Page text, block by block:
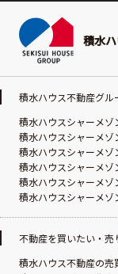
積水
積水ハウス不動産グル
積水ハウスシャーメゾ
積水ハウスシャーメゾ
積水ハウスシャーメゾ
積水ハウスシャーメゾ
積水ハウスシャーメゾ
積水ハウスシャーメゾ
不動産を買いたい・売
積水ハウス不動産の売